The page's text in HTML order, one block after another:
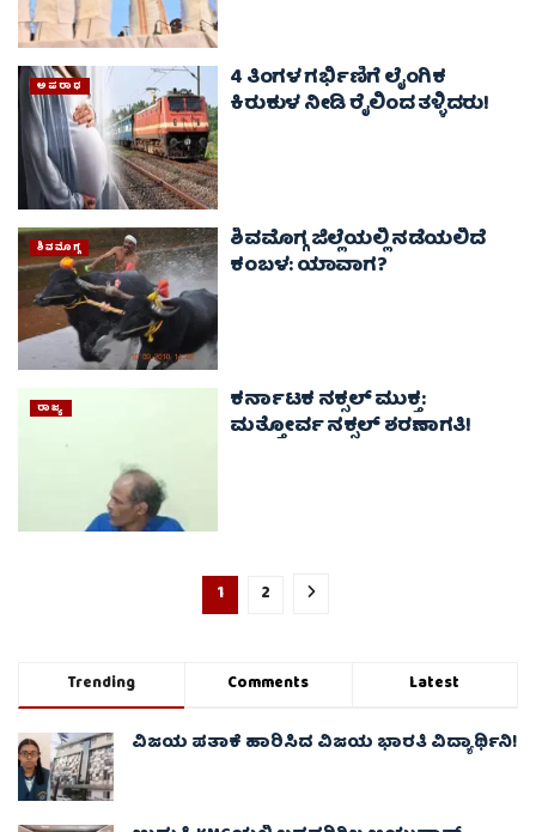
ಅಪರಾಧ 4 ತಿಂಗಳ ಗರ್ಭಿಣಿಗೆ ಲೈಂಗಿಕ
ಕಿರುಕುಳ ನೀಡಿ ರೈಲಿಂದ ತಳ್ಳಿದರು!
ಶಿವಮೊಗ್ಗ ಶಿವಮೊಗ್ಗ ಜಿಲ್ಲೆಯಲ್ಲಿ ನಡೆಯಲಿದೆ
ಕಂಬಳ: ಯಾವಾಗ?
ರಾಜ್ಯ ಕರ್ನಾಟಕ ನಕ್ಸಲ್ ಮುಕ್ತ:
ಮತ್ತೋರ್ವ ನಕ್ಸಲ್ ಶರಣಾಗತಿ!
1 2
Trending Comments Latest
ವಿಜಯ ಪತಾಕೆ ಹಾರಿಸಿದ ವಿಜಯ ಭಾರತಿ ವಿದ್ಯಾರ್ಥಿನಿ!